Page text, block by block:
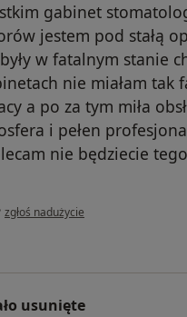
gabinet
jestem pod stałą
w fatalnym stanie
nie miałam tak
a po za tym miła
i pełen
nie będziecie
w opinii użytkownika Konto zostało
zgłoś nadużycie
usunięte